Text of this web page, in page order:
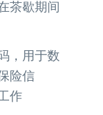
茶歇期间
，用于数
险信
作